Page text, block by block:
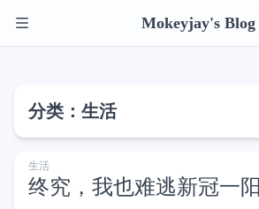
Mokeyjay's Blog
分类：生活
生活
终究，我也难逃新冠一阳